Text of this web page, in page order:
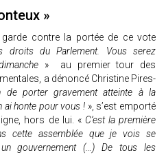
»
contre la portée de ce vote
droits du Parlement. Vous serez
» au premier tour des
a dénoncé Christine Pires-
de porter gravement atteinte à la
ai honte pour vous ! », s’est emporté
hors de lui. « C’est la première
cette assemblée que je vois se
gouvernement (…) De tous les